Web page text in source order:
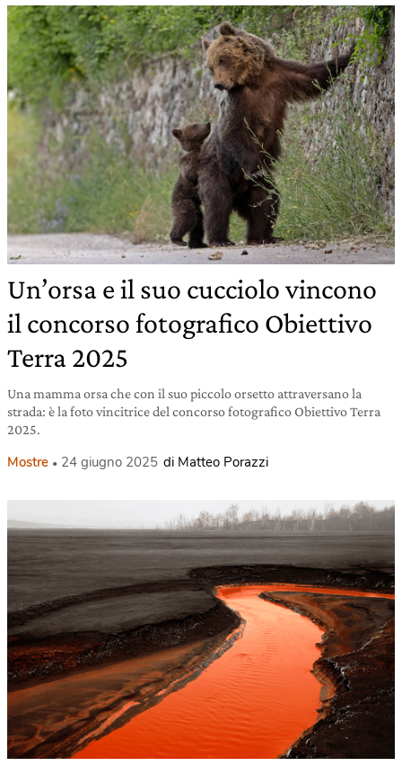
Un’orsa e il suo cucciolo vincono
il concorso fotografico Obiettivo
Terra 2025
Una mamma orsa che con il suo piccolo orsetto attraversano la
strada: è la foto vincitrice del concorso fotografico Obiettivo Terra
2025.
Mostre 24 giugno 2025 di Matteo Porazzi